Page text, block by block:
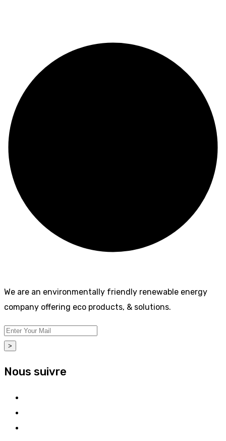
We are an environmentally friendly renewable energy
company offering eco products, & solutions.
>
Nous suivre